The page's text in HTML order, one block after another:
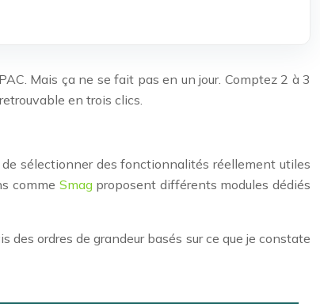
Mais ça ne se fait pas en un jour. Comptez 2 à 3
en trois clics.
sélectionner des fonctionnalités réellement utiles
comme Smag proposent différents modules dédiés
ordres de grandeur basés sur ce que je constate